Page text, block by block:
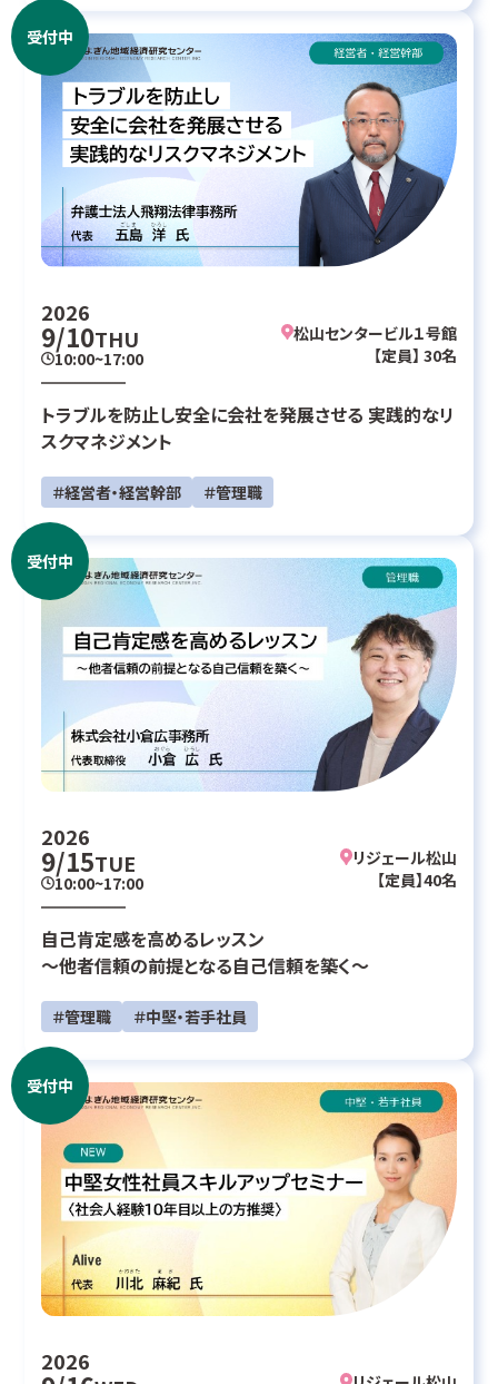
受付中
2026
9/10THU
10:00~17:00
松山センタービル１号館
【定員】 30名
トラブルを防止し安全に会社を発展させる 実践的なリ
スクマネジメント
＃経営者・経営幹部 ＃管理職
受付中
2026
9/15TUE
10:00~17:00
リジェール松山
【定員】40名
自己肯定感を高めるレッスン
～他者信頼の前提となる自己信頼を築く～
＃管理職 ＃中堅・若手社員
受付中
2026